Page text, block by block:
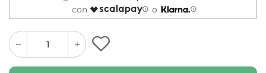
con
o
quantity
button
quantity
minus
button